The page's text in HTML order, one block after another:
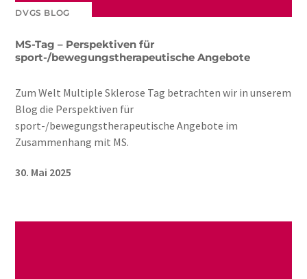
DVGS BLOG
MS-Tag – Perspektiven für
sport-/bewegungstherapeutische Angebote
Zum Welt Multiple Sklerose Tag betrachten wir in unserem
Blog die Perspektiven für
sport-/bewegungstherapeutische Angebote im
Zusammenhang mit MS.
30. Mai 2025